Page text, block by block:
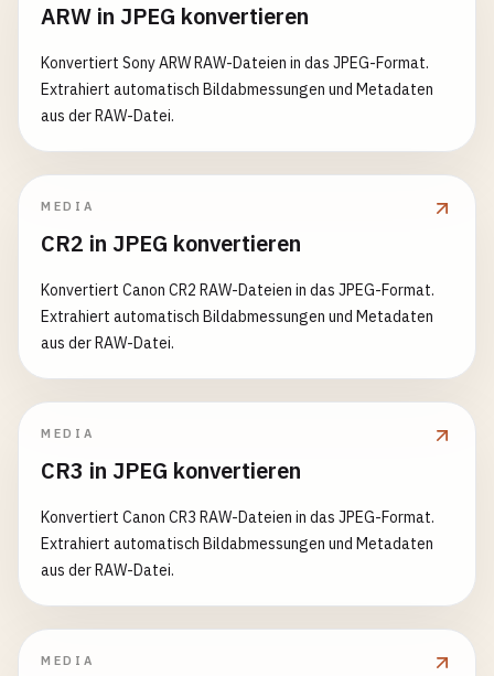
ARW in JPEG konvertieren
Konvertiert Sony ARW RAW-Dateien in das JPEG-Format.
Extrahiert automatisch Bildabmessungen und Metadaten
aus der RAW-Datei.
MEDIA
CR2 in JPEG konvertieren
Konvertiert Canon CR2 RAW-Dateien in das JPEG-Format.
Extrahiert automatisch Bildabmessungen und Metadaten
aus der RAW-Datei.
MEDIA
CR3 in JPEG konvertieren
Konvertiert Canon CR3 RAW-Dateien in das JPEG-Format.
Extrahiert automatisch Bildabmessungen und Metadaten
aus der RAW-Datei.
MEDIA